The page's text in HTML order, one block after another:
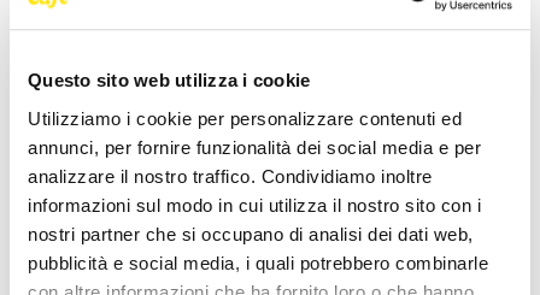
Questo sito web utilizza i cookie
Utilizziamo i cookie per personalizzare contenuti ed
annunci, per fornire funzionalità dei social media e per
analizzare il nostro traffico. Condividiamo inoltre
informazioni sul modo in cui utilizza il nostro sito con i
nostri partner che si occupano di analisi dei dati web,
pubblicità e social media, i quali potrebbero combinarle
introduce la “biopsia
virtuale”: esami più [...]
26 Maggio 2026
cambia tutto per gli over 70:
tornano le [...]
25 Maggio 2026